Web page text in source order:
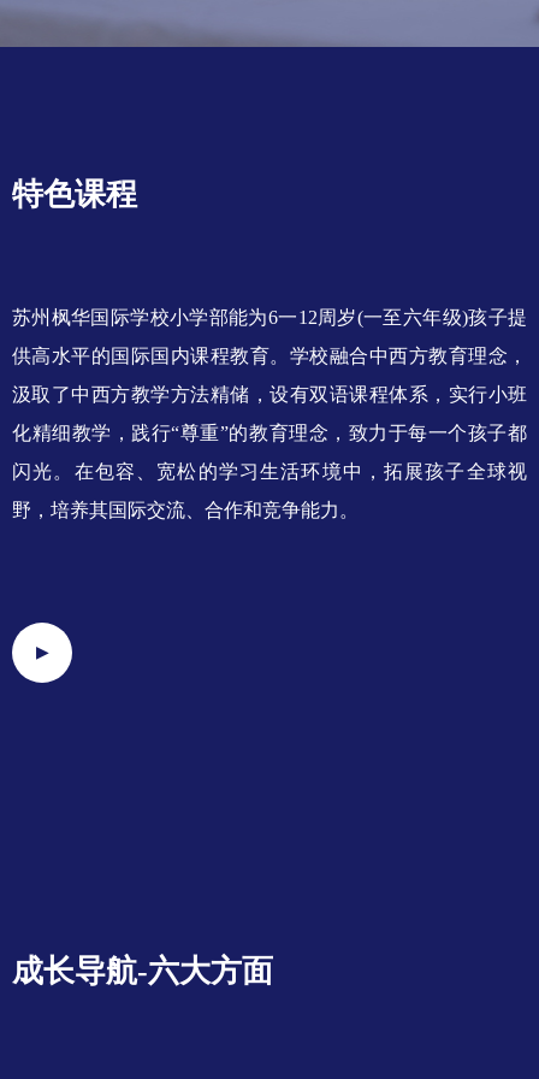
特色课程
苏州枫华国际学校小学部能为6一12周岁(一至六年级)孩子提
供高水平的国际国内课程教育。学校融合中西方教育理念，
汲取了中西方教学方法精储，设有双语课程体系，实行小班
化精细教学，践行“尊重”的教育理念，致力于每一个孩子都
闪光。在包容、宽松的学习生活环境中，拓展孩子全球视
野，培养其国际交流、合作和竞争能力。
▶
成长导航-六大方面